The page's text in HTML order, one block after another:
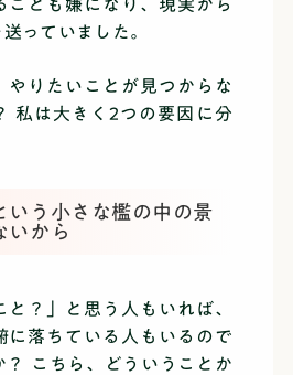
ことも嫌になり、現実から
っていました。
やりたいことが見つからな
私は大きく2つの要因に分
う小さな檻の中の景
いから
と？」と思う人もいれば、
に落ちている人もいるので
？ こちら、どういうことか